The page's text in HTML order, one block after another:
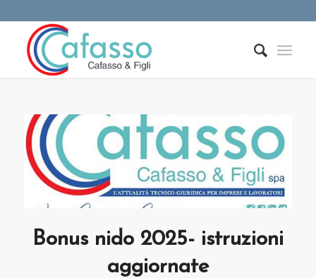
Bonus nido 2025- istruzioni
aggiornate